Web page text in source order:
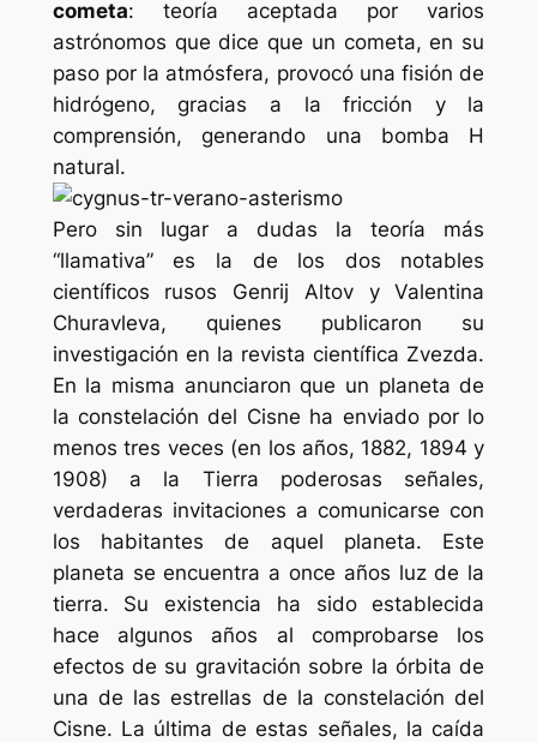
cometa: teoría aceptada por varios
astrónomos que dice que un cometa, en su
paso por la atmósfera, provocó una fisión de
hidrógeno, gracias a la fricción y la
comprensión, generando una bomba H
natural.
Pero sin lugar a dudas la teoría más
“llamativa” es la de los dos notables
científicos rusos Genrij Altov y Valentina
Churavleva, quienes publicaron su
investigación en la revista científica Zvezda.
En la misma anunciaron que un planeta de
la constelación del Cisne ha enviado por lo
menos tres veces (en los años, 1882, 1894 y
1908) a la Tierra poderosas señales,
verdaderas invitaciones a comunicarse con
los habitantes de aquel planeta. Este
planeta se encuentra a once años luz de la
tierra. Su existencia ha sido establecida
hace algunos años al comprobarse los
efectos de su gravitación sobre la órbita de
una de las estrellas de la constelación del
Cisne. La última de estas señales, la caída